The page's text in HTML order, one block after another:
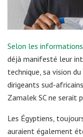
Selon les
déjà manifesté leur
technique, sa vision
dirigeants sud-
Zamalek SC ne serait
Les Égyptiens,
auraient également